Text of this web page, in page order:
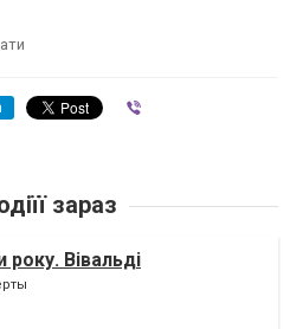
зараз
року. Вівальді